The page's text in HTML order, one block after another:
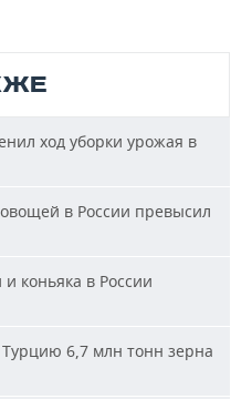
ход уборки урожая в
в России превысил
коньяка в России
6,7 млн тонн зерна